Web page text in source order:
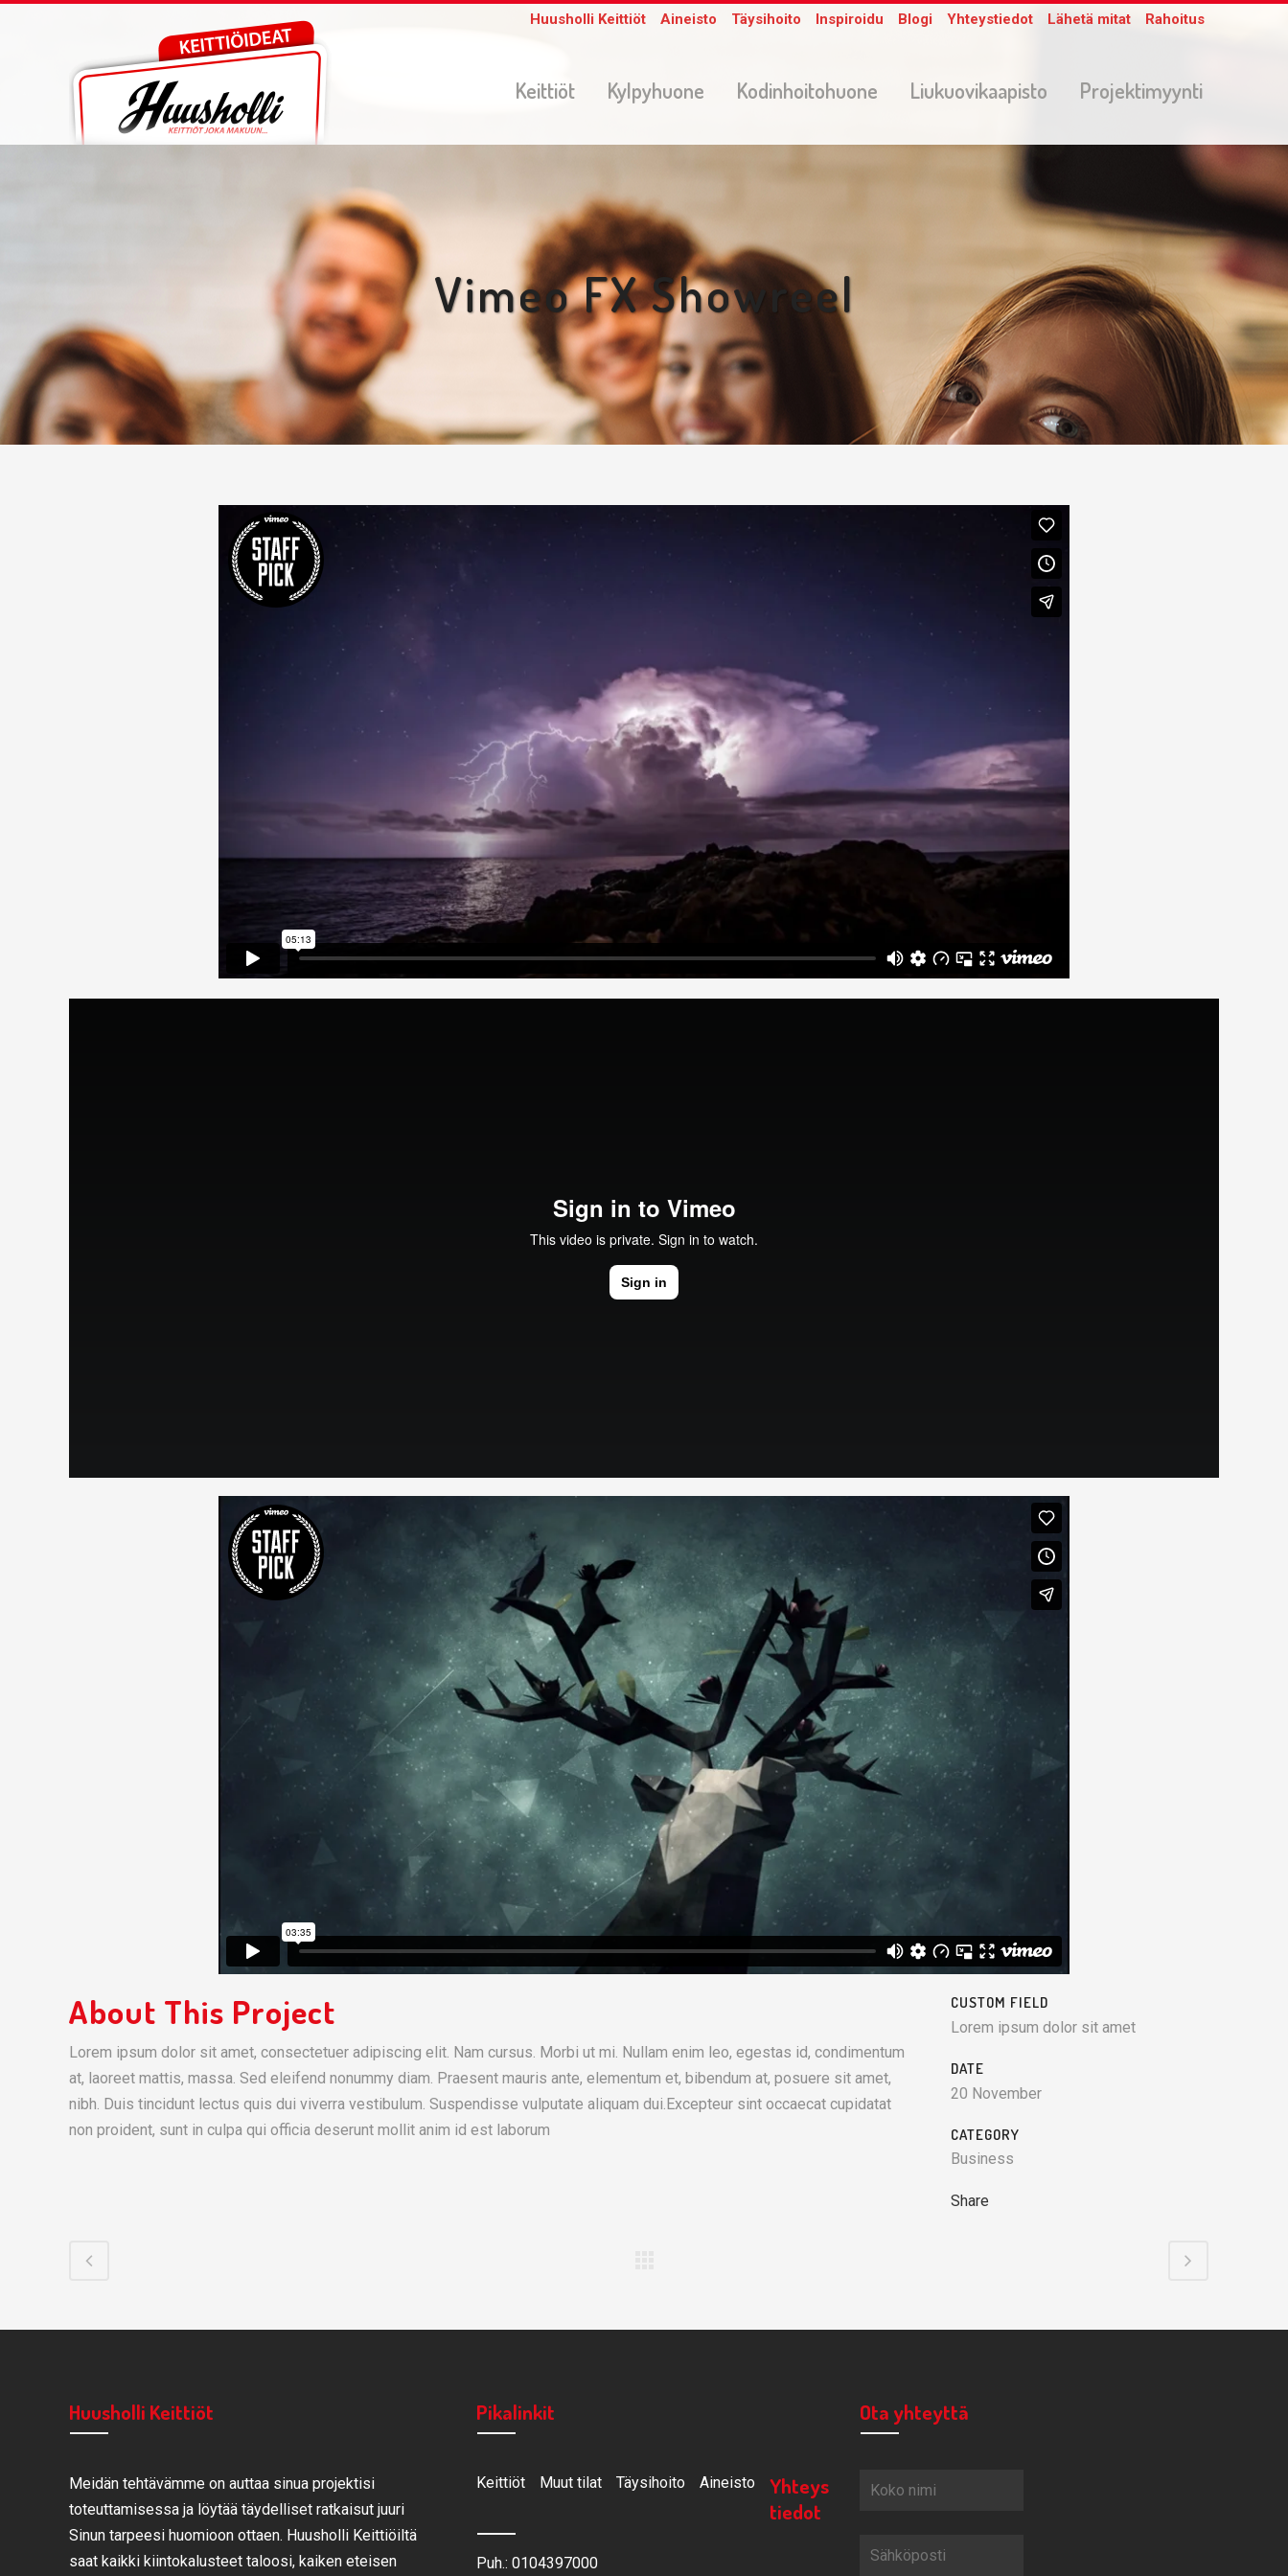
Huusholli Keittiöt Aineisto Täysihoito Inspiroidu Blogi Yhteystiedot Lähetä mitat Rahoitus
Keittiöt Kylpyhuone Kodinhoitohuone Liukuovikaapisto Projektimyynti
Vimeo FX Showreel
About This Project
Lorem ipsum dolor sit amet, consectetuer adipiscing elit. Nam cursus. Morbi ut mi. Nullam enim leo, egestas id, condimentum
at, laoreet mattis, massa. Sed eleifend nonummy diam. Praesent mauris ante, elementum et, bibendum at, posuere sit amet,
nibh. Duis tincidunt lectus quis dui viverra vestibulum. Suspendisse vulputate aliquam dui.Excepteur sint occaecat cupidatat
non proident, sunt in culpa qui officia deserunt mollit anim id est laborum
CUSTOM FIELD
Lorem ipsum dolor sit amet
DATE
20 November
CATEGORY
Business
Share
Huusholli Keittiöt
Meidän tehtävämme on auttaa sinua projektisi
toteuttamisessa ja löytää täydelliset ratkaisut juuri
Sinun tarpeesi huomioon ottaen. Huusholli Keittiöiltä
saat kaikki kiintokalusteet taloosi, kaiken eteisen
Pikalinkit
Keittiöt Muut tilat Täysihoito Aineisto
Yhteys
tiedot
Puh.: 0104397000
Ota yhteyttä